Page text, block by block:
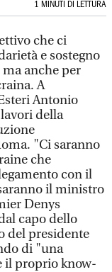
1 MINUTI DI LETTURA
che ci
e sostegno
anche per
A
Antonio
della
"Ci saranno
che
con il
il ministro
Denys
capo dello
del presidente
di "una
il proprio know-